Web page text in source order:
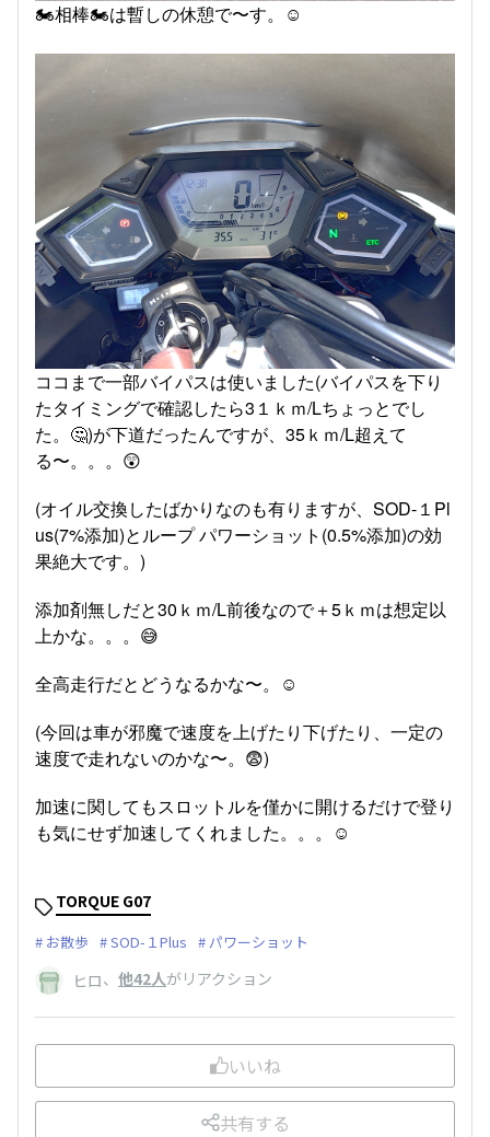
🏍️相棒🏍️は暫しの休憩で〜す。☺️
ココまで一部バイパスは使いました(バイパスを下り
たタイミングで確認したら3１ｋｍ/Lちょっとでし
た。🤔)が下道だったんですが、35ｋｍ/L超えて
る〜。。。😲
(オイル交換したばかりなのも有りますが、SOD-１Pl
us(7%添加)とループ パワーショット(0.5%添加)の効
果絶大です。)
添加剤無しだと30ｋｍ/L前後なので＋5ｋｍは想定以
上かな。。。😅
全高走行だとどうなるかな〜。☺️
(今回は車が邪魔で速度を上げたり下げたり、一定の
速度で走れないのかな〜。😨)
加速に関してもスロットルを僅かに開けるだけで登り
も気にせず加速してくれました。。。☺️
TORQUE G07
お散歩 SOD-１Plus パワーショット
ヒロ、 他42人がリアクション
いいね
共有する